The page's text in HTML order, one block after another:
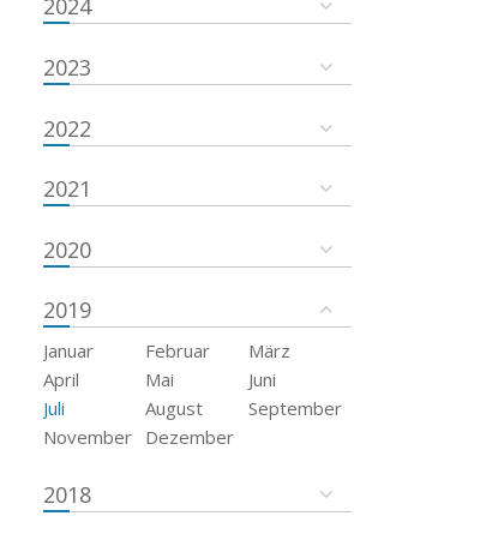
2024
2023
2022
2021
2020
2019
Januar Februar
März
April
Mai
Juni
Juli
August
September
November
Dezember
2018